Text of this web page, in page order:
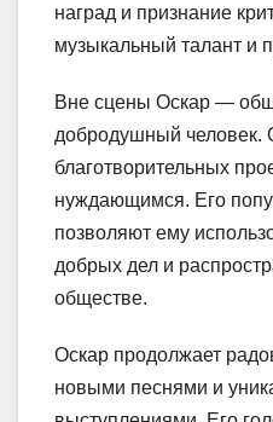
наград и признание
музыкальный талант и
Вне сцены Оскар —
добродушный человек.
благотворительных
нуждающимся. Его
позволяют ему
добрых дел и
обществе.
Оскар продолжает
новыми песнями и